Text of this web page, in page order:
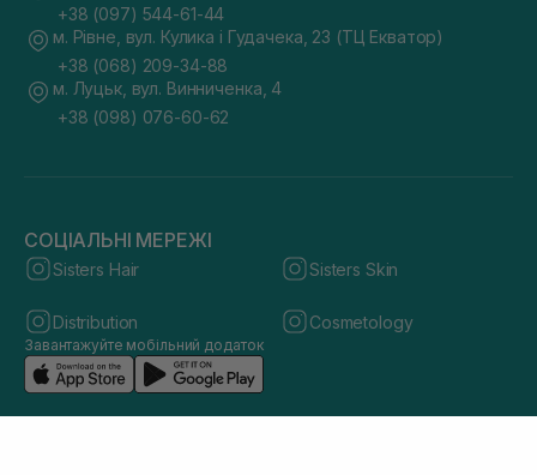
+38 (097) 544-61-44
м. Рівне, вул. Кулика і Гудачека, 23 (ТЦ Екватор)
+38 (068) 209-34-88
м. Луцьк, вул. Винниченка, 4
+38 (098) 076-60-62
СОЦІАЛЬНІ МЕРЕЖІ
Sisters Hair Sisters Skin
Distribution Cosmetology
Завантажуйте мобільний додаток